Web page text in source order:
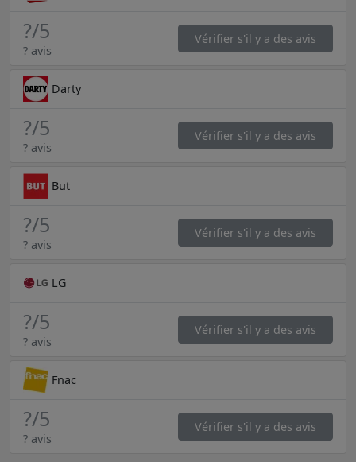
?/5
? avis
Vérifier s'il y a des avis
Darty
?/5
? avis
Vérifier s'il y a des avis
But
?/5
? avis
Vérifier s'il y a des avis
LG
?/5
? avis
Vérifier s'il y a des avis
Fnac
?/5
? avis
Vérifier s'il y a des avis